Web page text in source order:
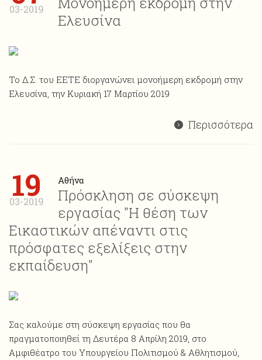
03-2019
Ελευσίνα
Το Δ.Σ. του ΕΕΤΕ διοργανώνει μονοήμερη εκδρομή στην
Ελευσίνα, την Κυριακή 17 Μαρτίου 2019
Περισσότερα
19
03-2019
Αθήνα
Πρόσκληση σε σύσκεψη
εργασίας "Η θέση των
Εικαστικών απέναντι στις
πρόσφατες εξελίξεις στην
εκπαίδευση"
Σας καλούμε στη σύσκεψη εργασίας που θα
πραγματοποιηθεί τη Δευτέρα 8 Απρίλη 2019, στο
Αμφιθέατρο του Υπουργείου Πολιτισμού & Αθλητισμού,